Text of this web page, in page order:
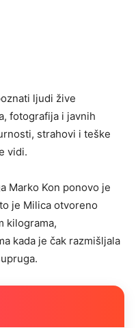
ljudi žive
fotografija i javnih
strahovi i teške
vidi.
Marko Kon ponovo je
je Milica otvoreno
kilograma,
kada je čak razmišljala